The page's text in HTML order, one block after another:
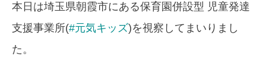
本日は埼玉県朝霞市にある保育園併設型 児童発達
支援事業所(#元気キッズ)を視察してまいりまし
た。